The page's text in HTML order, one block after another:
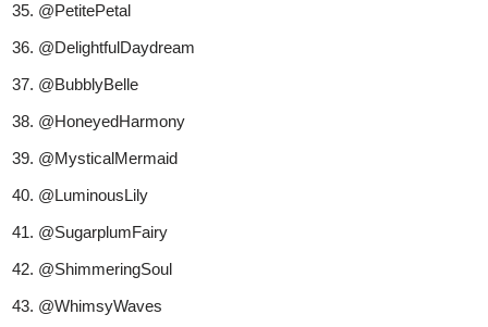
@PetitePetal
@DelightfulDaydream
@BubblyBelle
@HoneyedHarmony
@MysticalMermaid
@LuminousLily
@SugarplumFairy
@ShimmeringSoul
@WhimsyWaves